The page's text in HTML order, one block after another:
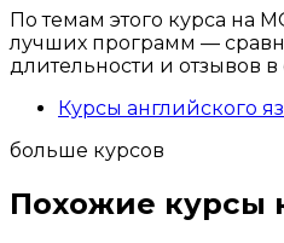
По темам этого курса на
лучших программ —
длительности и отзывов
Курсы английского
больше курсов
Похожие курсы